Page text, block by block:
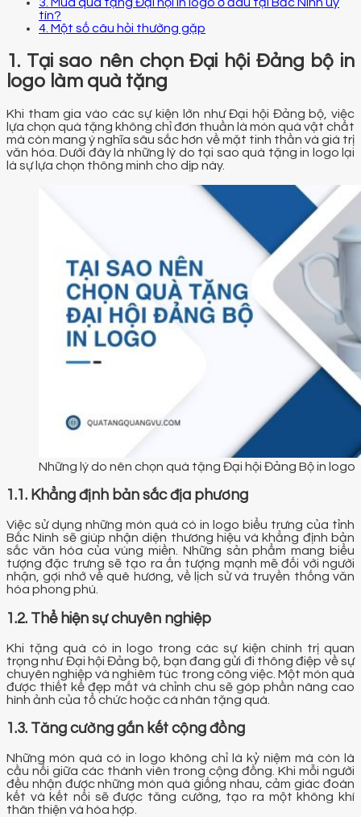
tín?
4. Một số câu hỏi thường gặp
1. Tại sao nên chọn Đại hội Đảng bộ in
logo làm quà tặng
Khi tham gia vào các sự kiện lớn như Đại hội Đảng bộ, việc
lựa chọn quà tặng không chỉ đơn thuần là món quà vật chất
mà còn mang ý nghĩa sâu sắc hơn về mặt tinh thần và giá trị
văn hóa. Dưới đây là những lý do tại sao quà tặng in logo lại
là sự lựa chọn thông minh cho dịp này.
Những lý do nên chọn quà tặng Đại hội Đảng Bộ in logo
1.1. Khẳng định bản sắc địa phương
Việc sử dụng những món quà có in logo biểu trưng của tỉnh
Bắc Ninh sẽ giúp nhận diện thương hiệu và khẳng định bản
sắc văn hóa của vùng miền. Những sản phẩm mang biểu
tượng đặc trưng sẽ tạo ra ấn tượng mạnh mẽ đối với người
nhận, gợi nhớ về quê hương, về lịch sử và truyền thống văn
hóa phong phú.
1.2. Thể hiện sự chuyên nghiệp
Khi tặng quà có in logo trong các sự kiện chính trị quan
trọng như Đại hội Đảng bộ, bạn đang gửi đi thông điệp về sự
chuyên nghiệp và nghiêm túc trong công việc. Một món quà
được thiết kế đẹp mắt và chỉnh chu sẽ góp phần nâng cao
hình ảnh của tổ chức hoặc cá nhân tặng quà.
1.3. Tăng cường gắn kết cộng đồng
Những món quà có in logo không chỉ là kỷ niệm mà còn là
cầu nối giữa các thành viên trong cộng đồng. Khi mỗi người
đều nhận được những món quà giống nhau, cảm giác đoàn
kết và kết nối sẽ được tăng cường, tạo ra một không khí
thân thiện và hòa hợp.